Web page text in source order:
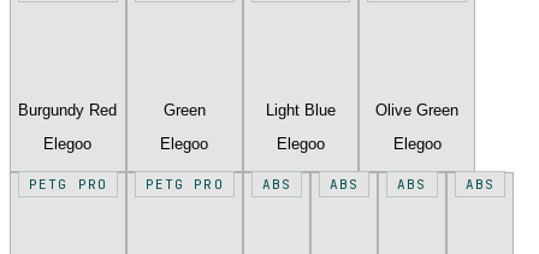
Burgundy Red
Elegoo
Green
Elegoo
Light Blue
Elegoo
Olive Green
Elegoo
PETG PRO PETG PRO ABS ABS ABS ABS